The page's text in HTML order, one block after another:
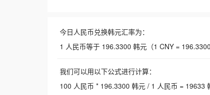
今日人民币兑换韩元汇率为：
1 人民币等于 196.3300 韩元（1 CNY =
我们可以用以下公式进行计算：
100 人民币 * 196.3300 韩元 / 1 人民币 = 19633